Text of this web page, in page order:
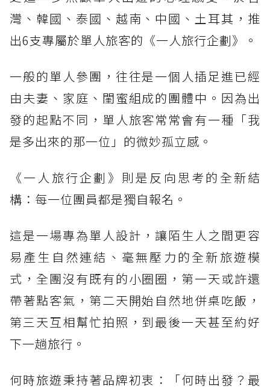
灣、韓國、泰國、越南、中國、土耳其，推
出6支專屬於單人旅客的《一人旅行企劃》。
一般的單人參團，往往是一個人插足進已經
由夫妻、家庭、閨蜜組成的團體中。因為出
發的起點不同，單人旅客常常會有一種「我
是多出來的那一位」的微妙孤立感。
《一人旅行企劃》則是反向思考的全新結
構：每一位團員都是獨自報名。
這是一場專為單人設計，讓陌生人之間更容
易產生自然連結、毫無壓力的全新旅遊模
式，全團沒有既有的小圈圈，第一天或許還
帶著點客氣，第二天開始自然地併桌吃飯，
第三天互相幫忙拍照，到最後一天甚至約好
下一趟旅行。
何時旅遊秉持著品牌初衷：「何時出發？最